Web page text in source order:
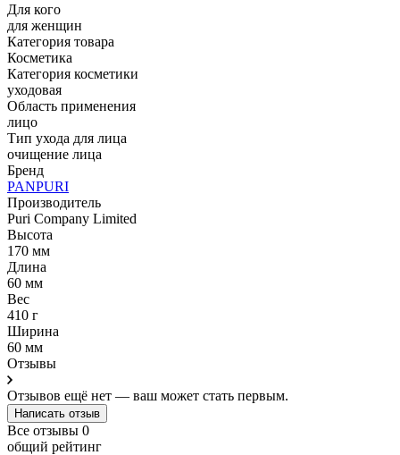
Для кого
для женщин
Категория товара
Косметика
Категория косметики
уходовая
Область применения
лицо
Тип ухода для лица
очищение лица
Бренд
PANPURI
Производитель
Puri Company Limited
Высота
170 мм
Длина
60 мм
Вес
410 г
Ширина
60 мм
Отзывы
Отзывов ещё нет — ваш может стать первым.
Написать отзыв
Все отзывы 0
общий рейтинг